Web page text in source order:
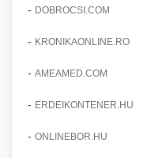
- DOBROCSI.COM
- KRONIKAONLINE.RO
- AMEAMED.COM
- ERDEIKONTENER.HU
- ONLINEBOR.HU